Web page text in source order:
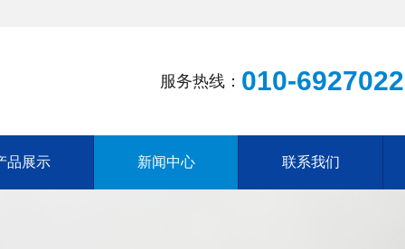
服务热线： 010-
品展示 新闻中心 联系我们